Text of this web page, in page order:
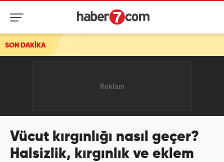
SON DAKİKA
Vücut kırgınlığı nasıl geçer?
Halsizlik, kırgınlık ve eklem